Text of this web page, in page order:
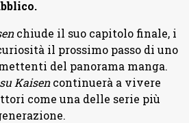
chiude il suo capitolo finale, i
il prossimo passo di uno
del panorama manga.
Kaisencontinuerà a vivere
come una delle serie più